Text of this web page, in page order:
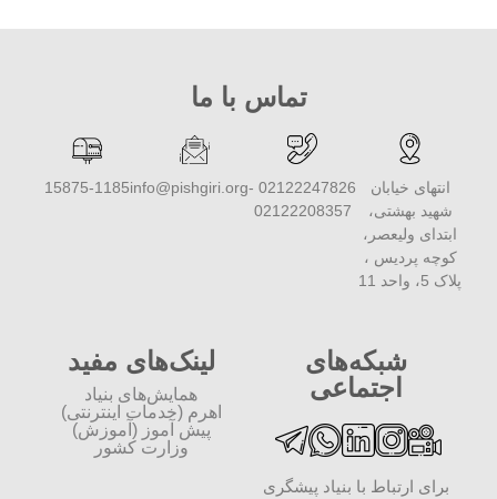
تماس با ما
انتهای خیابان
شهید بهشتی،
ابتدای ولیعصر،
کوچه پردیس ،
پلاک 5، واحد 11
02122247826 -
02122208357
info@pishgiri.org
15875-1185
شبکه‌های
اجتماعی
برای ارتباط با بنیاد پیشگری
لینک‌های مفید
همایش‌های بنیاد
اهرم (خدمات اینترنتی)
پیش آموز (آموزش)
وزارت کشور